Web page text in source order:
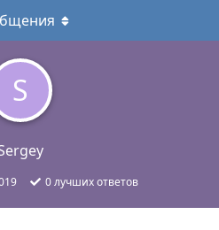
S
0лучших ответов